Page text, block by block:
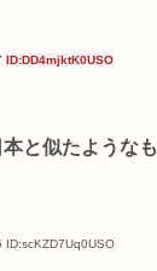
ID:DD4mjktK0USO
本と似たような
ID:scKZD7Uq0USO